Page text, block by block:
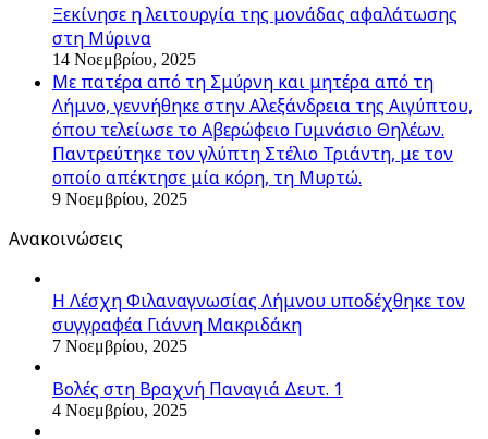
Ξεκίνησε η λειτουργία της μονάδας αφαλάτωσης
στη Μύρινα
14 Νοεμβρίου, 2025
Με πατέρα από τη Σμύρνη και μητέρα από τη
Λήμνο, γεννήθηκε στην Αλεξάνδρεια της Αιγύπτου,
όπου τελείωσε το Αβερώφειο Γυμνάσιο Θηλέων.
Παντρεύτηκε τον γλύπτη Στέλιο Τριάντη, με τον
οποίο απέκτησε μία κόρη, τη Μυρτώ.
9 Νοεμβρίου, 2025
Ανακοινώσεις
Η Λέσχη Φιλαναγνωσίας Λήμνου υποδέχθηκε τον
συγγραφέα Γιάννη Μακριδάκη
7 Νοεμβρίου, 2025
Βολές στη Βραχνή Παναγιά Δευτ. 1
4 Νοεμβρίου, 2025